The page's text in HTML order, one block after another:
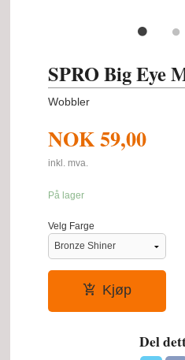
SPRO Big Eye
Wobbler
NOK59,00
inkl. mva.
På lager
Velg Farge
Kjøp
Del